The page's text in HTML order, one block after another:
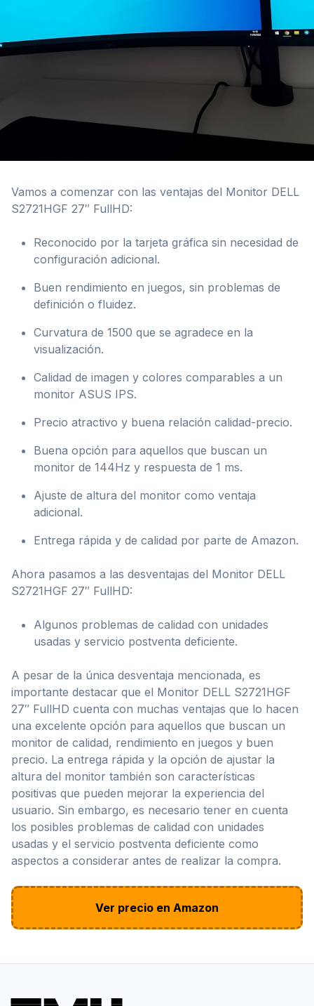
Vamos a comenzar con las ventajas del Monitor DELL
S2721HGF 27″ FullHD:
Reconocido por la tarjeta gráfica sin necesidad de
configuración adicional.
Buen rendimiento en juegos, sin problemas de
definición o fluidez.
Curvatura de 1500 que se agradece en la
visualización.
Calidad de imagen y colores comparables a un
monitor ASUS IPS.
Precio atractivo y buena relación calidad-precio.
Buena opción para aquellos que buscan un
monitor de 144Hz y respuesta de 1 ms.
Ajuste de altura del monitor como ventaja
adicional.
Entrega rápida y de calidad por parte de Amazon.
Ahora pasamos a las desventajas del Monitor DELL
S2721HGF 27″ FullHD:
Algunos problemas de calidad con unidades
usadas y servicio postventa deficiente.
A pesar de la única desventaja mencionada, es
importante destacar que el Monitor DELL S2721HGF
27″ FullHD cuenta con muchas ventajas que lo hacen
una excelente opción para aquellos que buscan un
monitor de calidad, rendimiento en juegos y buen
precio. La entrega rápida y la opción de ajustar la
altura del monitor también son características
positivas que pueden mejorar la experiencia del
usuario. Sin embargo, es necesario tener en cuenta
los posibles problemas de calidad con unidades
usadas y el servicio postventa deficiente como
aspectos a considerar antes de realizar la compra.
Ver precio en Amazon